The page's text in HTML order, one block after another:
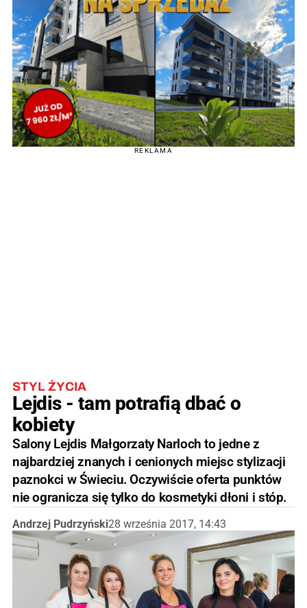
REKLAMA
STYL ŻYCIA
Lejdis - tam potrafią dbać o
kobiety
Salony Lejdis Małgorzaty Narloch to jedne z
najbardziej znanych i cenionych miejsc stylizacji
paznokci w Świeciu. Oczywiście oferta punktów
nie ogranicza się tylko do kosmetyki dłoni i stóp.
Andrzej Pudrzyński28 września 2017, 14:43